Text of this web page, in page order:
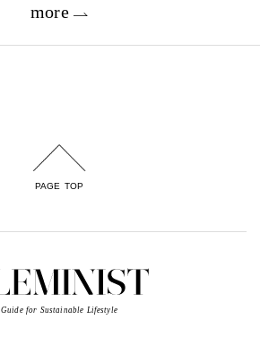
more
PAGE TOP
Guide for Sustainable Lifestyle